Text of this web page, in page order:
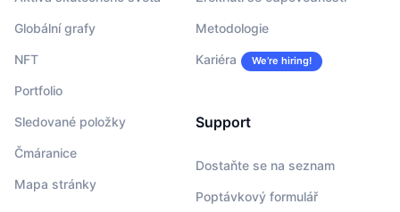
Globální grafy
NFT
Portfolio
Sledované položky
Čmáranice
Mapa stránky
Metodologie
Kariéra We’re hiring!
Support
Dostaňte se na seznam
Poptávkový formulář